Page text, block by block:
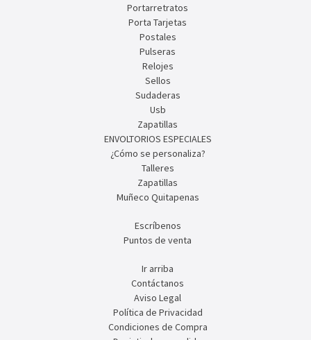
Portarretratos
Porta Tarjetas
Postales
Pulseras
Relojes
Sellos
Sudaderas
Usb
Zapatillas
ENVOLTORIOS ESPECIALES
¿Cómo se personaliza?
Talleres
Zapatillas
Muñeco Quitapenas
Escríbenos
Puntos de venta
Ir arriba
Contáctanos
Aviso Legal
Política de Privacidad
Condiciones de Compra